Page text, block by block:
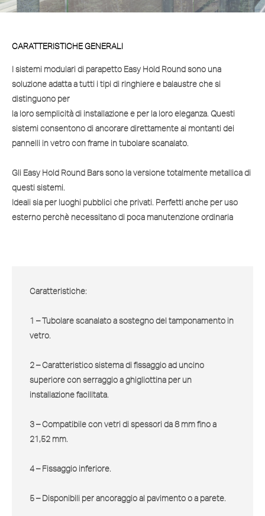
CARATTERISTICHE GENERALI
I sistemi modulari di parapetto Easy Hold Roundsono una
soluzione adatta a tutti i tipi di ringhiere e balaustre che si
distinguono per
la loro semplicità di installazione e per la loro eleganza. Questi
sistemi consentono di ancorare direttamente ai montanti dei
pannelli in vetro con frame in tubolare scanalato.
Gli Easy Hold Round Barssono la versione totalmente metallica di
questi sistemi.
Ideali sia per luoghi pubblici che privati. Perfetti anche per uso
esterno perchè necessitano di poca manutenzione ordinaria
Caratteristiche:
1 – Tubolare scanalato a sostegno del tamponamento in
vetro.
2 – Caratteristico sistema di fissaggio ad uncino
superiore con serraggio a ghigliottina per un
installazione facilitata.
3 – Compatibile con vetri di spessori da 8 mm fino a
21,52 mm.
4 – Fissaggio inferiore.
5 – Disponibili per ancoraggio al pavimento o a parete.